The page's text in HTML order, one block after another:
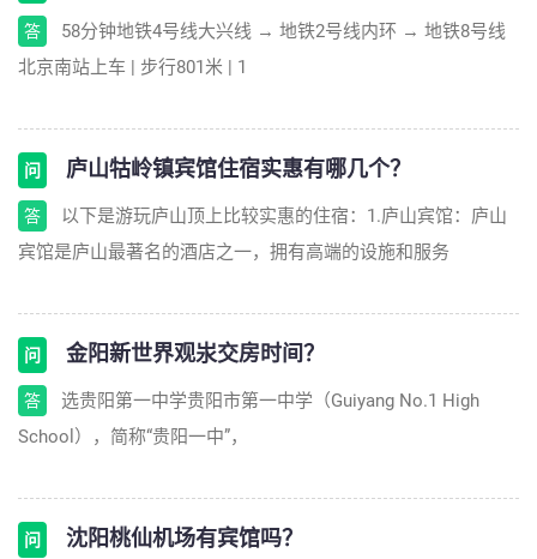
答
58分钟地铁4号线大兴线 → 地铁2号线内环 → 地铁8号线
北京南站上车 | 步行801米 | 1
问 庐山牯岭镇宾馆住宿实惠有哪几个？
答
以下是游玩庐山顶上比较实惠的住宿：1.庐山宾馆：庐山
宾馆是庐山最著名的酒店之一，拥有高端的设施和服务
问 金阳新世界观汖交房时间？
答
选贵阳第一中学贵阳市第一中学（Guiyang No.1 High
School），简称“贵阳一中”，
问 沈阳桃仙机场有宾馆吗？